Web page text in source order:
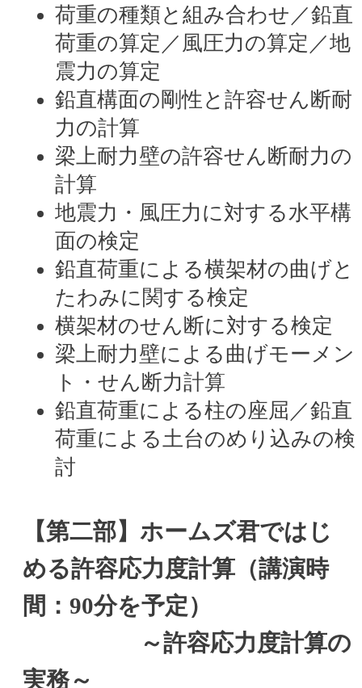
荷重の種類と組み合わせ／鉛直
荷重の算定／風圧力の算定／地
震力の算定
鉛直構面の剛性と許容せん断耐
力の計算
梁上耐力壁の許容せん断耐力の
計算
地震力・風圧力に対する水平構
面の検定
鉛直荷重による横架材の曲げと
たわみに関する検定
横架材のせん断に対する検定
梁上耐力壁による曲げモーメン
ト・せん断力計算
鉛直荷重による柱の座屈／鉛直
荷重による土台のめり込みの検
討
【第二部】ホームズ君ではじ
める許容応力度計算（講演時
間：90分を予定）
～許容応力度計算の
実務～